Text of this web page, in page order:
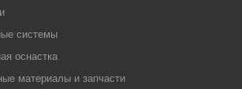
системы
оснастка
материалы и запчасти